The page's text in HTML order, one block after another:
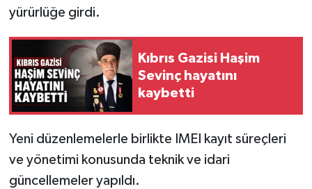
yürürlüğe girdi.
Kıbrıs Gazisi Haşim
Sevinç hayatını
kaybetti
Yeni düzenlemelerle birlikte IMEI kayıt süreçleri
ve yönetimi konusunda teknik ve idari
güncellemeler yapıldı.